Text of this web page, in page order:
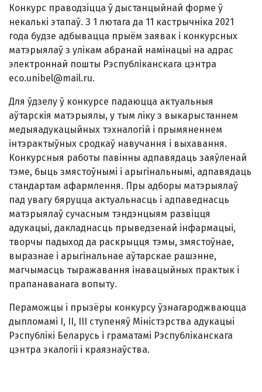
Конкурс праводзіцца ў дыстанцыйнай форме ў
некалькі этапаў. З 1 лютага да 11 кастрычніка 2021
года будзе адбывацца прыём заявак і конкурсных
матэрыялаў з улікам абранай намінацыі на адрас
электроннай пошты Рэспубліканскага цэнтра
eco.unіbel@maіl.ru.
Для ўдзелу ў конкурсе падаюцца актуальныя
аўтарскія матэрыялы, у тым ліку з выкарыстаннем
медыяадукацыйных тэхналогій і прымяненнем
інтэрактыўных сродкаў навучання і выхавання.
Конкурсныя работы павінны адпавядаць заяўленай
тэме, быць змястоўнымі і арыгінальнымі, адпавядаць
стандартам афармлення. Пры адборы матэрыялаў
пад увагу бяруцца актуальнасць і адпаведнасць
матэрыялаў сучасным тэндэнцыям развіцця
адукацыі, дакладнасць прыведзенай інфармацыі,
творчы падыход да раскрыцця тэмы, змястоўнае,
выразнае і арыгінальнае аўтарскае рашэнне,
магчымасць тыражавання інавацыйных практык і
прапанаванага вопыту.
Пераможцы і прызёры конкурсу ўзнагароджваюцца
дыпломамі І, ІІ, ІІІ ступеняў Міністэрства адукацыі
Рэспублікі Беларусь і граматамі Рэспубліканскага
цэнтра экалогіі і краязнаўства.